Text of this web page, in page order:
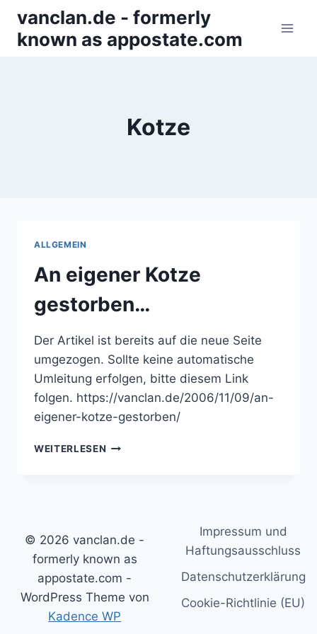
Inhalt
springen
vanclan.de - formerly
known as appostate.com
Kotze
ALLGEMEIN
An eigener Kotze
gestorben…
Der Artikel ist bereits auf die neue Seite
umgezogen. Sollte keine automatische
Umleitung erfolgen, bitte diesem Link
folgen. https://vanclan.de/2006/11/09/an-
eigener-kotze-gestorben/
WEITERLESEN AN
© 2026 vanclan.de -
formerly known as
appostate.com -
WordPress Theme von
Kadence WP
Impressum und
Haftungsausschluss
Datenschutzerklärung
Cookie-Richtlinie (EU)